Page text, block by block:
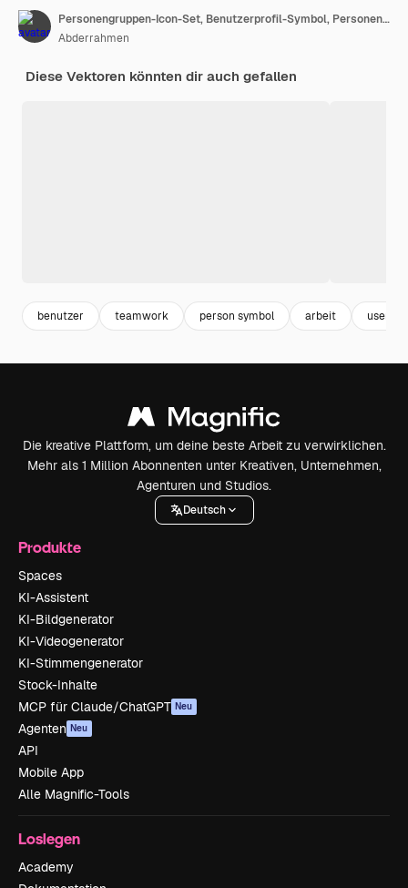
Personengruppen-Icon-Set, Benutzerprofil-Symbol, Personen-Symbol-Schaltfläche für Geschäfts- und App-Design
Abderrahmen
Diese Vektoren könnten dir auch gefallen
benutzer teamwork person symbol arbeit user
Die kreative Plattform, um deine beste Arbeit zu verwirklichen.
Mehr als 1 Million Abonnenten unter Kreativen, Unternehmen,
Agenturen und Studios.
Deutsch
Produkte
Spaces
KI-Assistent
KI-Bildgenerator
KI-Videogenerator
KI-Stimmengenerator
Stock-Inhalte
MCP für Claude/ChatGPT Neu
Agenten Neu
API
Mobile App
Alle Magnific-Tools
Loslegen
Academy